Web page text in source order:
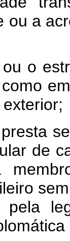
ou a
de
pela